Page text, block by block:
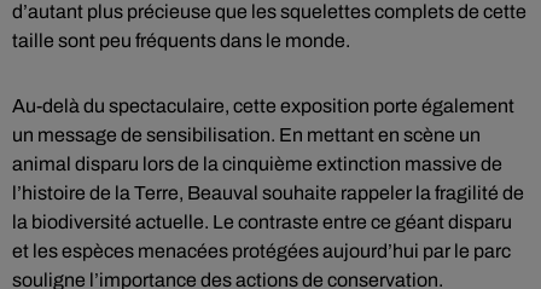
d’autant plus précieuse que les squelettes complets de cette
taille sont peu fréquents dans le monde.
Au-delà du spectaculaire, cette exposition porte également
un message de sensibilisation. En mettant en scène un
animal disparu lors de la cinquième extinction massive de
l’histoire de la Terre, Beauval souhaite rappeler la fragilité de
la biodiversité actuelle. Le contraste entre ce géant disparu
et les espèces menacées protégées aujourd’hui par le parc
souligne l’importance des actions de conservation.